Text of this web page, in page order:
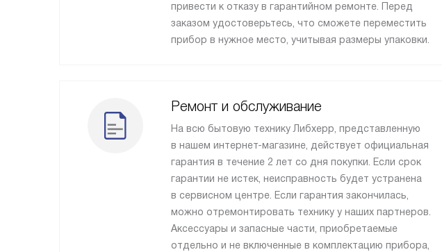
привести к отказу в гарантийном ремонте. Перед
заказом удостоверьтесь, что сможете переместить
прибор в нужное место, учитывая размеры упаковки.
Ремонт и обслуживание
На всю бытовую технику Либхерр, представленную
в нашем интернет-магазине, действует официальная
гарантия в течение 2 лет со дня покупки. Если срок
гарантии не истек, неисправность будет устранена
в сервисном центре. Если гарантия закончилась,
можно отремонтировать технику у наших партнеров.
Аксессуары и запасные части, приобретаемые
отдельно и не включенные в комплектацию прибора,